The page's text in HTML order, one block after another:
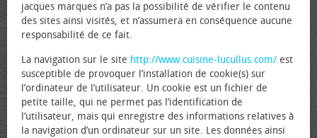
jacques marques n’a pas la possibilité de vérifier le contenu
des sites ainsi visités, et n’assumera en conséquence aucune
responsabilité de ce fait.
La navigation sur le site http://www.cuisine-lucullus.com/ est
susceptible de provoquer l’installation de cookie(s) sur
l’ordinateur de l’utilisateur. Un cookie est un fichier de
petite taille, qui ne permet pas l’identification de
l’utilisateur, mais qui enregistre des informations relatives à
la navigation d’un ordinateur sur un site. Les données ainsi